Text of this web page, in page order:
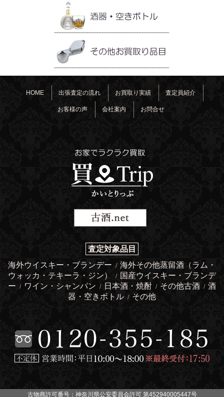
HOME 出張査定の流れ お買取り実績 査定員紹介
お客様の声 会社案内 お問合せ
査定対象品目
海外ウイスキー・ブランデー / 海外その他蒸留酒（ラム・
ウォッカ・テキーラ・ジン）
/ 国産ウイスキー・ブランデ
ー / ワイン・シャンパン / 日本酒・焼酎 / その他古酒 / 酒
器・空きボトル / その他
古物商許可番号：神奈川県公安委員会許可 第452940005447号